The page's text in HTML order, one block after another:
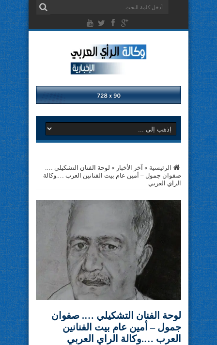
الرئيسية » آخر الأخبار » لوحة الفنان التشكيلي ….
صفوان جمول – أمين عام بيت الفنانين العرب ….وكالة
الراي العربي
لوحة الفنان التشكيلي …. صفوان
جمول – أمين عام بيت الفنانين
العرب ….وكالة الراي العربي